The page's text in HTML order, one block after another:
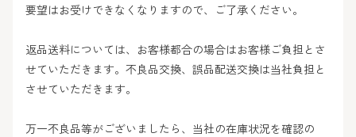
要望はお受けできなくなりますので、ご了承ください。
返品送料については、お客様都合の場合はお客様ご負担とさ
せていただきます。不良品交換、誤品配送交換は当社負担と
させていただきます。
万一不良品等がございましたら、当社の在庫状況を確認の